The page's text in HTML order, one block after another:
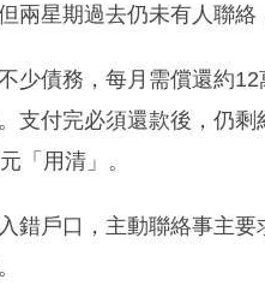
兩星期過去仍未有人聯絡
少債務，每月需償還約
支付完必須還款後，仍
「用清」。
錯戶口，主動聯絡事主